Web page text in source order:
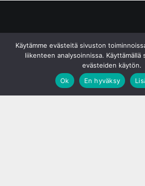
Käytämme evästeitä sivuston
liikenteen analysoinnissa. Käyttämällä
evästeiden käytön.
Ok
En hyväksy